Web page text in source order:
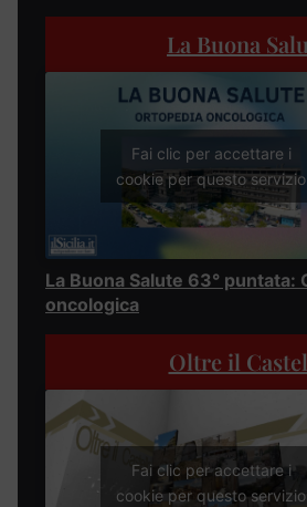
La Buona
Fai clic per accettare i
cookie per questo servizio
La Buona Salute 63° puntata:
oncologica
Oltre il
Fai clic per accettare i
cookie per questo servizio